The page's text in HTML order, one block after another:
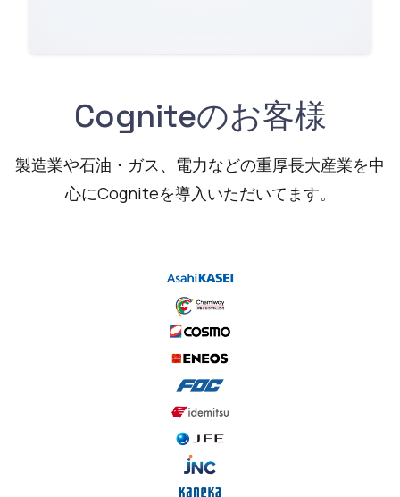
Cogniteのお客様
製造業や石油・ガス、電力などの重厚長大産業を中
心にCogniteを導入いただいてます。